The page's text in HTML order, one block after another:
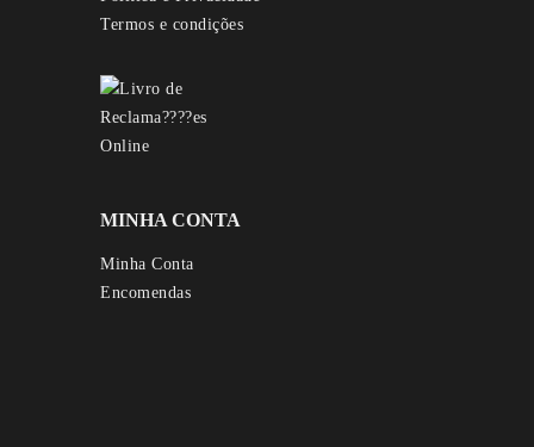
Termos e condições
MINHA CONTA
Minha Conta
Encomendas